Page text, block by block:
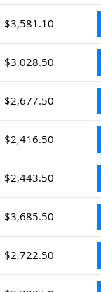
$3,581.10
$3,028.50
$2,677.50
$2,416.50
$2,443.50
$3,685.50
$2,722.50